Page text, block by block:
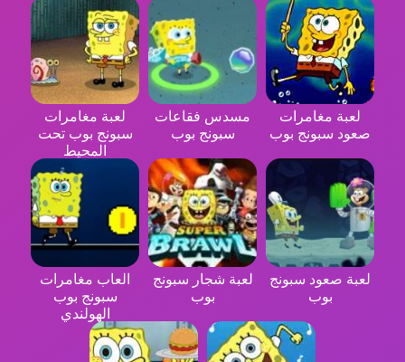
لعبة مغامرات
صعود سبونج بوب
مسدس فقاعات
سبونج بوب
لعبة مغامرات
سبونج بوب تحت
المحيط
لعبة صعود سبونج
بوب
لعبة شجار سبونج
بوب
العاب مغامرات
سبونج بوب
الهولندي